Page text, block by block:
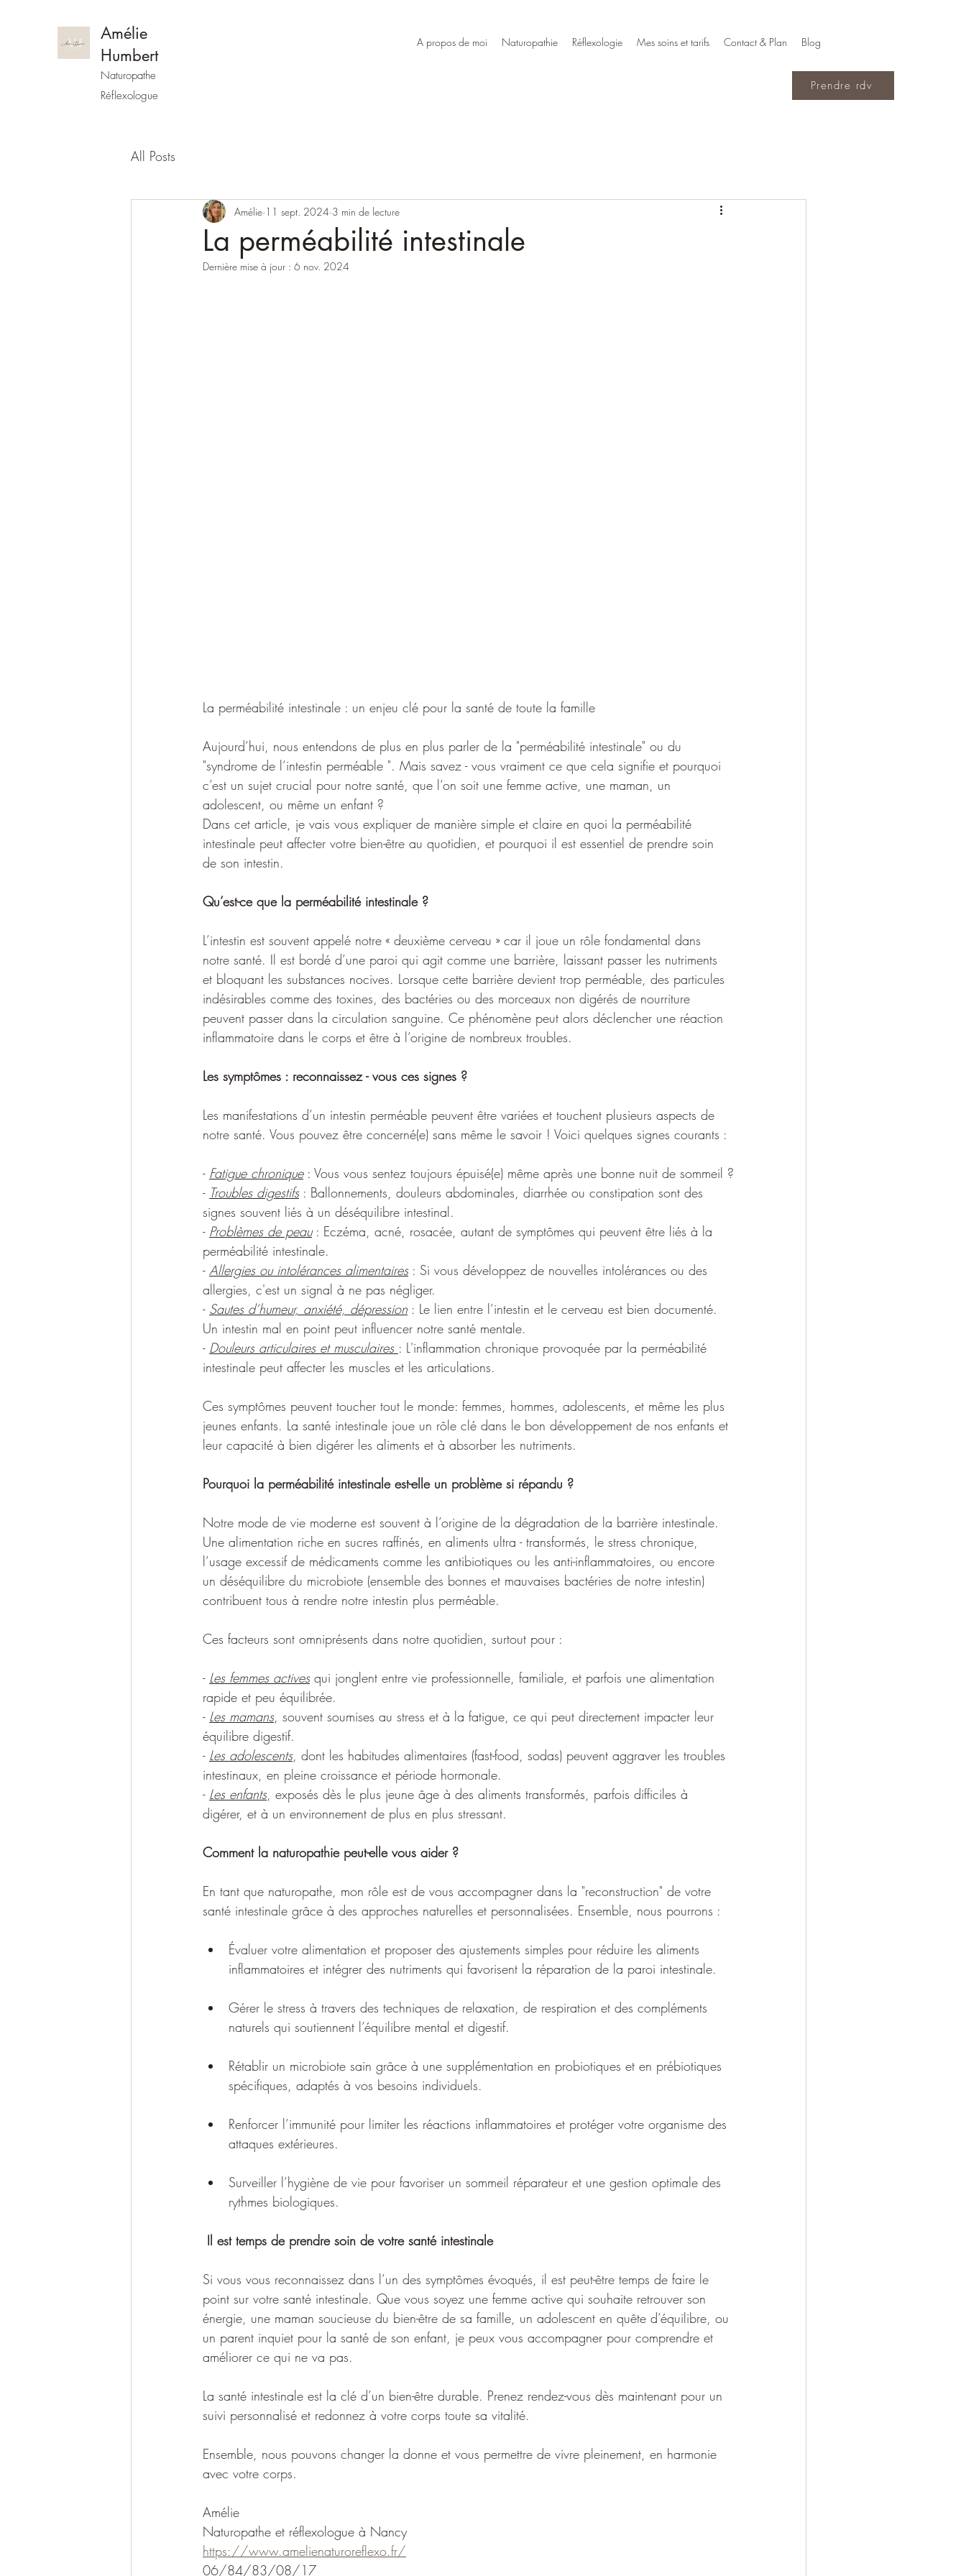
Amélie
Humbert
Naturopathe
Réflexologue
A propos de moi Naturopathie Réflexologie Mes soins et tarifs Contact & Plan Blog
Prendre rdv
All Posts
La perméabilité intestinale
Amélie 11 sept. 2024 3 min de lecture
Dernière mise à jour : 6 nov. 2024
La perméabilité intestinale : un enjeu clé pour la santé de toute la famille
Aujourd’hui, nous entendons de plus en plus parler de la "perméabilité intestinale" ou du
"syndrome de l’intestin perméable ". Mais savez - vous vraiment ce que cela signifie et pourquoi
c’est un sujet crucial pour notre santé, que l’on soit une femme active, une maman, un
adolescent, ou même un enfant ?
Dans cet article, je vais vous expliquer de manière simple et claire en quoi la perméabilité
intestinale peut affecter votre bien-être au quotidien, et pourquoi il est essentiel de prendre soin
de son intestin.
Qu’est-ce que la perméabilité intestinale ?
L’intestin est souvent appelé notre « deuxième cerveau » car il joue un rôle fondamental dans
notre santé. Il est bordé d’une paroi qui agit comme une barrière, laissant passer les nutriments
et bloquant les substances nocives. Lorsque cette barrière devient trop perméable, des particules
indésirables comme des toxines, des bactéries ou des morceaux non digérés de nourriture
peuvent passer dans la circulation sanguine. Ce phénomène peut alors déclencher une réaction
inflammatoire dans le corps et être à l’origine de nombreux troubles.
Les symptômes : reconnaissez - vous ces signes ?
Les manifestations d’un intestin perméable peuvent être variées et touchent plusieurs aspects de
notre santé. Vous pouvez être concerné(e) sans même le savoir ! Voici quelques signes courants :
- Fatigue chronique : Vous vous sentez toujours épuisé(e) même après une bonne nuit de sommeil ?
- Troubles digestifs : Ballonnements, douleurs abdominales, diarrhée ou constipation sont des
signes souvent liés à un déséquilibre intestinal.
- Problèmes de peau : Eczéma, acné, rosacée, autant de symptômes qui peuvent être liés à la
perméabilité intestinale.
- Allergies ou intolérances alimentaires : Si vous développez de nouvelles intolérances ou des
allergies, c'est un signal à ne pas négliger.
- Sautes d’humeur, anxiété, dépression : Le lien entre l’intestin et le cerveau est bien documenté.
Un intestin mal en point peut influencer notre santé mentale.
- Douleurs articulaires et musculaires : L'inflammation chronique provoquée par la perméabilité
intestinale peut affecter les muscles et les articulations.
Ces symptômes peuvent toucher tout le monde: femmes, hommes, adolescents, et même les plus
jeunes enfants. La santé intestinale joue un rôle clé dans le bon développement de nos enfants et
leur capacité à bien digérer les aliments et à absorber les nutriments.
Pourquoi la perméabilité intestinale est-elle un problème si répandu ?
Notre mode de vie moderne est souvent à l’origine de la dégradation de la barrière intestinale.
Une alimentation riche en sucres raffinés, en aliments ultra - transformés, le stress chronique,
l’usage excessif de médicaments comme les antibiotiques ou les anti-inflammatoires, ou encore
un déséquilibre du microbiote (ensemble des bonnes et mauvaises bactéries de notre intestin)
contribuent tous à rendre notre intestin plus perméable.
Ces facteurs sont omniprésents dans notre quotidien, surtout pour :
- Les femmes actives qui jonglent entre vie professionnelle, familiale, et parfois une alimentation
rapide et peu équilibrée.
- Les mamans, souvent soumises au stress et à la fatigue, ce qui peut directement impacter leur
équilibre digestif.
- Les adolescents, dont les habitudes alimentaires (fast-food, sodas) peuvent aggraver les troubles
intestinaux, en pleine croissance et période hormonale.
- Les enfants, exposés dès le plus jeune âge à des aliments transformés, parfois difficiles à
digérer, et à un environnement de plus en plus stressant.
Comment la naturopathie peut-elle vous aider ?
En tant que naturopathe, mon rôle est de vous accompagner dans la "reconstruction" de votre
santé intestinale grâce à des approches naturelles et personnalisées. Ensemble, nous pourrons :
Évaluer votre alimentation et proposer des ajustements simples pour réduire les aliments
inflammatoires et intégrer des nutriments qui favorisent la réparation de la paroi intestinale.
Gérer le stress à travers des techniques de relaxation, de respiration et des compléments
naturels qui soutiennent l’équilibre mental et digestif.
Rétablir un microbiote sain grâce à une supplémentation en probiotiques et en prébiotiques
spécifiques, adaptés à vos besoins individuels.
Renforcer l’immunité pour limiter les réactions inflammatoires et protéger votre organisme des
attaques extérieures.
Surveiller l’hygiène de vie pour favoriser un sommeil réparateur et une gestion optimale des
rythmes biologiques.
Il est temps de prendre soin de votre santé intestinale
Si vous vous reconnaissez dans l’un des symptômes évoqués, il est peut-être temps de faire le
point sur votre santé intestinale. Que vous soyez une femme active qui souhaite retrouver son
énergie, une maman soucieuse du bien-être de sa famille, un adolescent en quête d’équilibre, ou
un parent inquiet pour la santé de son enfant, je peux vous accompagner pour comprendre et
améliorer ce qui ne va pas.
La santé intestinale est la clé d’un bien-être durable. Prenez rendez-vous dès maintenant pour un
suivi personnalisé et redonnez à votre corps toute sa vitalité.
Ensemble, nous pouvons changer la donne et vous permettre de vivre pleinement, en harmonie
avec votre corps.
Amélie
Naturopathe et réflexologue à Nancy
https://www.amelienaturoreflexo.fr/
06/84/83/08/17